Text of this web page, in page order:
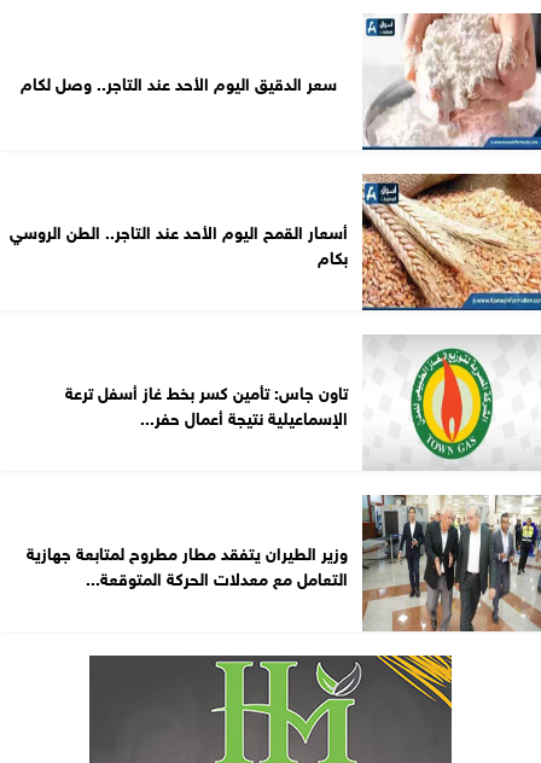
سعر الدقيق اليوم الأحد عند التاجر.. وصل لكام
أسعار القمح اليوم الأحد عند التاجر.. الطن الروسي
بكام
تاون جاس: تأمين كسر بخط غاز أسفل ترعة
الإسماعيلية نتيجة أعمال حفر...
وزير الطيران يتفقد مطار مطروح لمتابعة جهازية
التعامل مع معدلات الحركة المتوقعة...